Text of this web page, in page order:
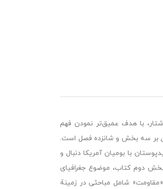
با هدف عمیق‌تر نمودن فهم
بر سه بخش و شانزده فصل است.
با بومیان آمریکا دنبال و
دوم کتاب، موضوع جغرافیای
شامل مباحثی در زمینة